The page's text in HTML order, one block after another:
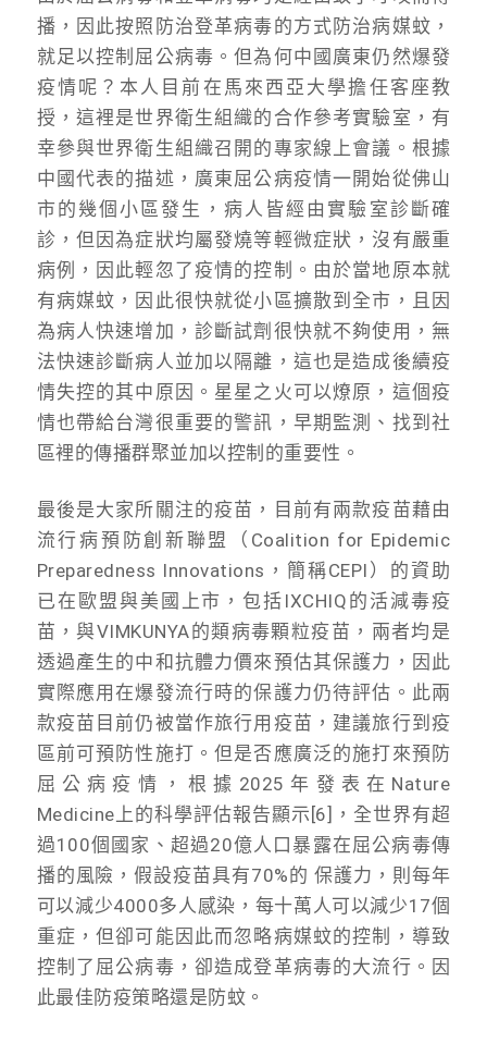
播，因此按照防治登革病毒的方式防治病媒蚊，
就足以控制屈公病毒。但為何中國廣東仍然爆發
疫情呢？本人目前在馬來西亞大學擔任客座教
授，這裡是世界衛生組織的合作參考實驗室，有
幸參與世界衛生組織召開的專家線上會議。根據
中國代表的描述，廣東屈公病疫情一開始從佛山
市的幾個小區發生，病人皆經由實驗室診斷確
診，但因為症狀均屬發燒等輕微症狀，沒有嚴重
病例，因此輕忽了疫情的控制。由於當地原本就
有病媒蚊，因此很快就從小區擴散到全市，且因
為病人快速增加，診斷試劑很快就不夠使用，無
法快速診斷病人並加以隔離，這也是造成後續疫
情失控的其中原因。星星之火可以燎原，這個疫
情也帶給台灣很重要的警訊，早期監測、找到社
區裡的傳播群聚並加以控制的重要性。
最後是大家所關注的疫苗，目前有兩款疫苗藉由
流行病預防創新聯盟（Coalition for Epidemic
Preparedness Innovations，簡稱CEPI）的資助
已在歐盟與美國上市，包括IXCHIQ的活減毒疫
苗，與VIMKUNYA的類病毒顆粒疫苗，兩者均是
透過產生的中和抗體力價來預估其保護力，因此
實際應用在爆發流行時的保護力仍待評估。此兩
款疫苗目前仍被當作旅行用疫苗，建議旅行到疫
區前可預防性施打。但是否應廣泛的施打來預防
屈公病疫情，根據2025年發表在Nature
Medicine上的科學評估報告顯示[6]，全世界有超
過100個國家、超過20億人口暴露在屈公病毒傳
播的風險，假設疫苗具有70%的 保護力，則每年
可以減少4000多人感染，每十萬人可以減少17個
重症，但卻可能因此而忽略病媒蚊的控制，導致
控制了屈公病毒，卻造成登革病毒的大流行。因
此最佳防疫策略還是防蚊。